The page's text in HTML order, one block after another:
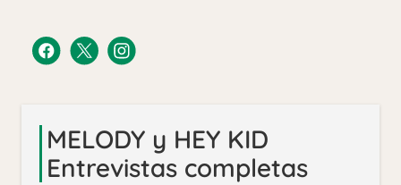
MELODY y HEY KID
Entrevistas completas